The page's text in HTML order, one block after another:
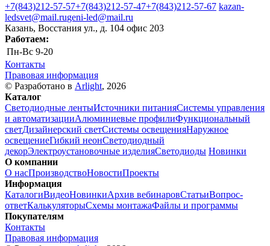
+7(843)212-57-57+7(843)212-57-47+7(843)212-57-67 kazan-
ledsvet@mail.rugeni-led@mail.ru
Казань, Восстания ул., д. 104 офис 203
Работаем:
Пн-Вс 9-20
Контакты
Правовая информация
© Разработано в Arlight, 2026
Каталог
Светодиодные лентыИсточники питанияСистемы управления
и автоматизацииАлюминиевые профилиФункциональный
светДизайнерский светСистемы освещенияНаружное
освещениеГибкий неонСветодиодный
декорЭлектроустановочные изделияСветодиоды Новинки
О компании
О насПроизводствоНовостиПроекты
Информация
КаталогиВидеоНовинкиАрхив вебинаровСтатьиВопрос-
ответКалькуляторыСхемы монтажаФайлы и программы
Покупателям
Контакты
Правовая информация